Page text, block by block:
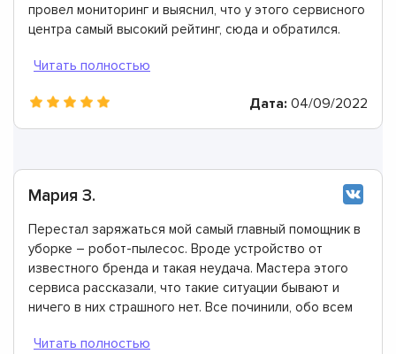
провел мониторинг и выяснил, что у этого сервисного
центра самый высокий рейтинг, сюда и обратился.
Дата: 04/09/2022
Мария З.
Перестал заряжаться мой самый главный помощник в
уборке – робот-пылесос. Вроде устройство от
известного бренда и такая неудача. Мастера этого
сервиса рассказали, что такие ситуации бывают и
ничего в них страшного нет. Все починили, обо всем